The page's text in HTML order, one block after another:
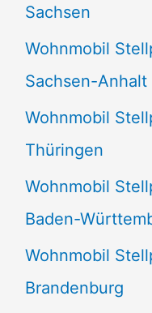
Sachsen
Wohnmobil
Sachsen-Anhalt
Wohnmobil
Thüringen
Wohnmobil
Baden-
Wohnmobil
Brandenburg